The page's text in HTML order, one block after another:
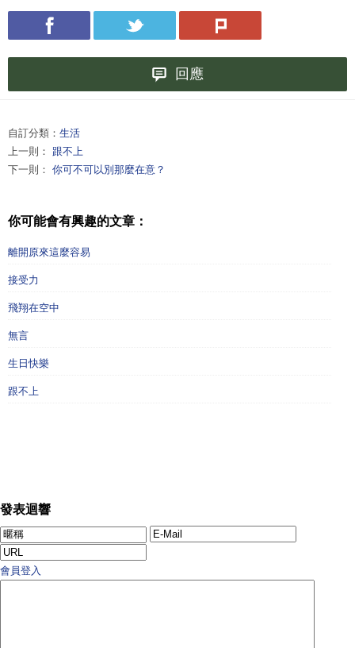
回應
自訂分類： 生活
上一則： 跟不上
下一則： 你可不可以別那麼在意？
你可能會有興趣的文章：
離開原來這麼容易
接受力
飛翔在空中
無言
生日快樂
跟不上
發表迴響
會員登入